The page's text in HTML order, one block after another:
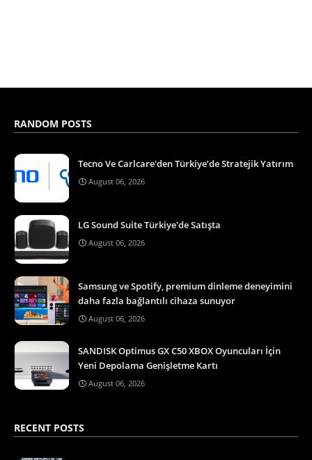
RANDOM POSTS
Tecno Ve Carlcare'den Türkiye’de Stratejik Yatırım
August 06, 2026
LG Sound Suite Türkiye'de Satışta
August 06, 2026
Samsung ve Spotify, premium dinleme deneyimini
daha fazla bağlantılı cihaza sunuyor
August 06, 2026
SANDISK Optimus GX C50 XBOX Oyuncuları İçin
Yeni Depolama Genişletme Kartı
August 06, 2026
RECENT POSTS